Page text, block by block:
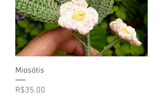
Miosótis
Price
R$35.00